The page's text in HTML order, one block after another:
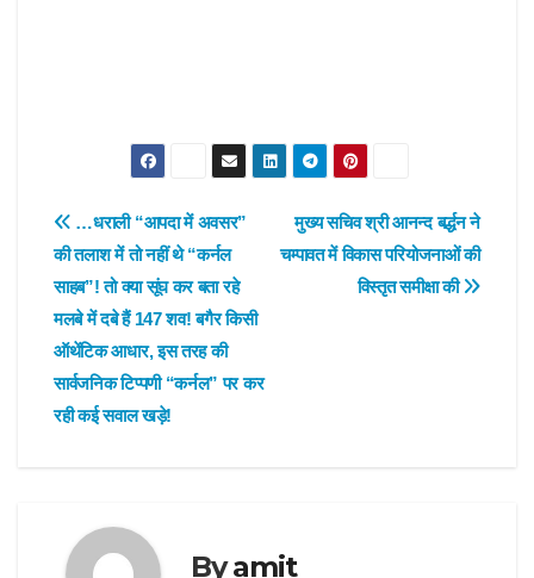
Post
navigation
मुख्य सचिव श्री आनन्द बर्द्धन ने
चम्पावत में विकास परियोजनाओं की
विस्तृत समीक्षा की
…धराली “आपदा में अवसर”
की तलाश में तो नहीं थे “कर्नल
साहब”! तो क्या सूंघ कर बता रहे
मलबे में दबे हैं 147 शव! बगैर किसी
ऑथेंटिक आधार, इस तरह की
सार्वजनिक टिप्पणी “कर्नल” पर कर
रही कई सवाल खड़े!
Byamit